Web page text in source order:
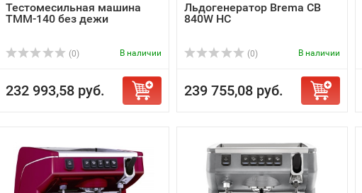
Тестомесильная машина
ТММ-140 без дежи
(0) В наличии
232 993,58 руб.
Льдогенератор Brema CB
840W HC
(0) В наличии
239 755,08 руб.